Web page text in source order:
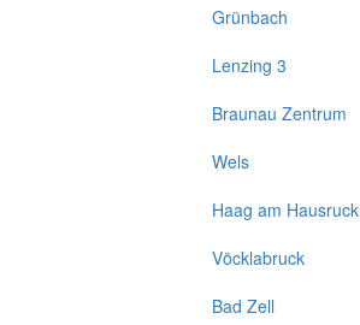
Grünbach
Lenzing 3
Braunau Zentrum
Wels
Haag am Hausruck
Vöcklabruck
Bad Zell